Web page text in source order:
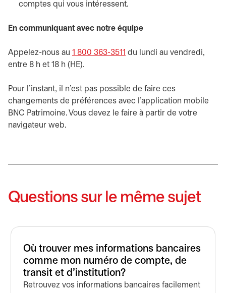
comptes qui vous intéressent.
En communiquant avec notre équipe
Appelez-nous au 1 800 363-3511 du lundi au vendredi,
entre 8 h et 18 h (HE).
Pour l'instant, il n'est pas possible de faire ces
changements de préférences avec l'application mobile
BNC Patrimoine. Vous devez le faire à partir de votre
navigateur web.
Questions sur le même sujet
Où trouver mes informations bancaires
comme mon numéro de compte, de
transit et d'institution?
Retrouvez vos informations bancaires facilement